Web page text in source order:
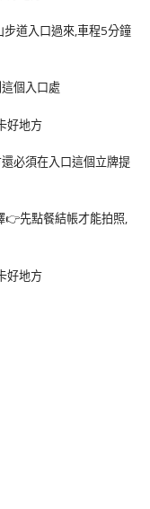
道入口過來,車程5分鐘
個入口處
必須在入口這個立牌提
👉先點餐結帳才能拍照,